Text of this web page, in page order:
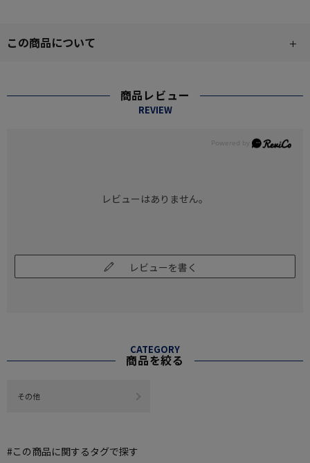
この商品について
商品レビュー
REVIEW
レビューはありません。
レビューを書く
CATEGORY
商品を絞る
その他
#この商品に関するタグで探す